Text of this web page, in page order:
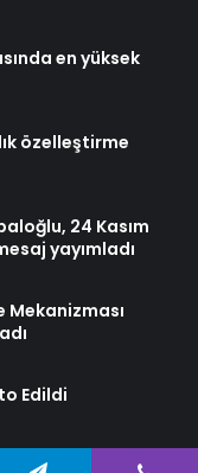
en yüksek
özelleştirme
24 Kasım
yayımladı
Edildi